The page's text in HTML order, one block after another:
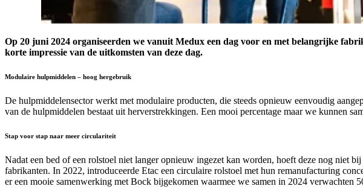
Op 20 juni 2024 organiseerden we vanuit Medux een dag voor en met belangrijke
korte impressie van de uitkomsten van deze dag.
Modulaire hulpmiddelen – hoog hergebruik
De hulpmiddelensector werkt met modulaire producten, die steeds opnieuw eenvoudig
van de hulpmiddelen bestaat uit herverstrekkingen. Een mooi percentage maar we kunnen
Stap voor stap naar meer circulariteit
Nadat een bed of een rolstoel niet langer opnieuw ingezet kan worden, hoeft deze nog niet
fabrikanten. In 2022, introduceerde Etac een circulaire rolstoel met hun remanufacturing
er een mooie samenwerking met Bock bijgekomen waarmee we samen in 2024 verwachten